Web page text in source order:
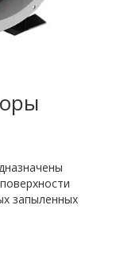
запыленных